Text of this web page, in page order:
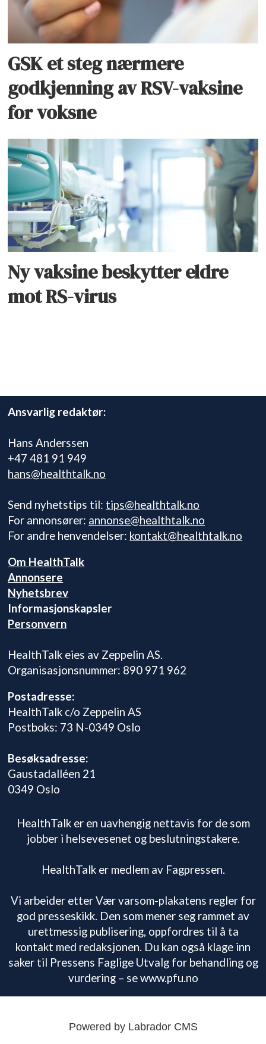
GSK et steg nærmere
godkjenning av RSV-vaksine
for voksne
Ny vaksine beskytter eldre
mot RS-virus
Ansvarlig redaktør:
Hans Anderssen
+47 481 91 949
hans@healthtalk.no
Send nyhetstips til: tips@healthtalk.no
For annonsører: annonse@healthtalk.no
For andre henvendelser: kontakt@healthtalk.no
Om HealthTalk
Annonsere
Nyhetsbrev
Informasjonskapsler
Personvern
HealthTalk eies av Zeppelin AS.
Organisasjonsnummer: 890 971 962
Postadresse:
HealthTalk c/o Zeppelin AS
Postboks: 73 N-0349 Oslo
Besøksadresse:
Gaustadalléen 21
0349 Oslo
HealthTalk er en uavhengig nettavis for de som
jobber i helsevesenet og beslutningstakere.
HealthTalk er medlem av Fagpressen.
Vi arbeider etter Vær varsom-plakatens regler for
god presseskikk. Den som mener seg rammet av
urettmessig publisering, oppfordres til å ta
kontakt med redaksjonen. Du kan også klage inn
saker til Pressens Faglige Utvalg for behandling og
vurdering – se www.pfu.no
Powered by Labrador CMS